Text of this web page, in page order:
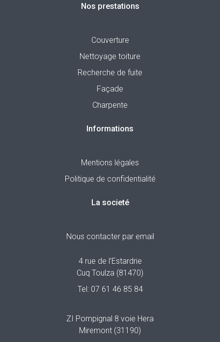
Nos prestations
Couverture
Nettoyage toiture
Recherche de fuite
Façade
Charpente
Informations
Mentions légales
Politique de confidentialité
La societé
Nous contacter par email
4 rue de l’Estardrie
Cuq Toulza (81470)
Tel: 07 61 46 85 84
ZI Pompignal 8 voie Hera
Miremont (31190)